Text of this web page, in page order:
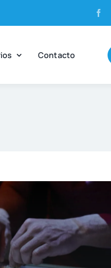
Con­tac­to